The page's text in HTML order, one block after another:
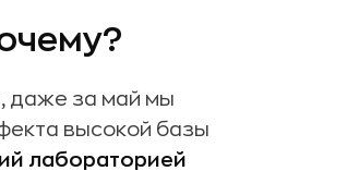
даже за май мы
высокой базы
лабораторией